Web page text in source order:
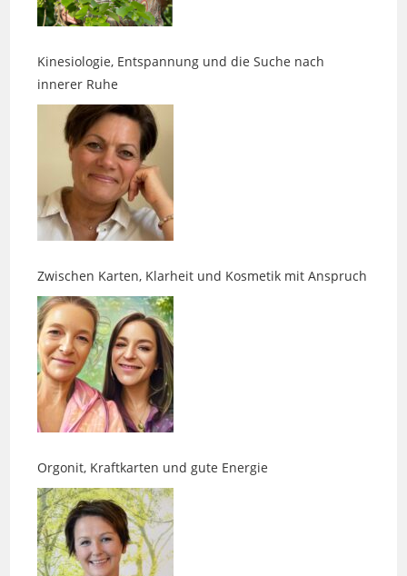
Kinesiologie, Entspannung und die Suche nach
Zwischen Karten, Klarheit und Kosmetik mit Anspruch
Orgonit, Kraftkarten und gute Energie